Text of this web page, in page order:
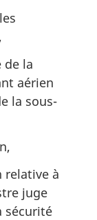
de la
aérien
la sous-
à
juge
sécurité